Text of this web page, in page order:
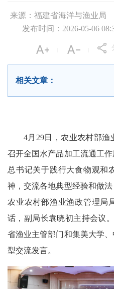
来源：福建省海洋与渔业局
发布时间：2026-05-06
相关文章：
4月29日，农业农村部
召开全国水产品加工流通工
总书记关于践行大食物观和
神，交流各地典型经验和做
农业农村部渔业渔政管理局
话，副局长袁晓初主持会议
省渔业主管部门和集美大学
型交流发言。